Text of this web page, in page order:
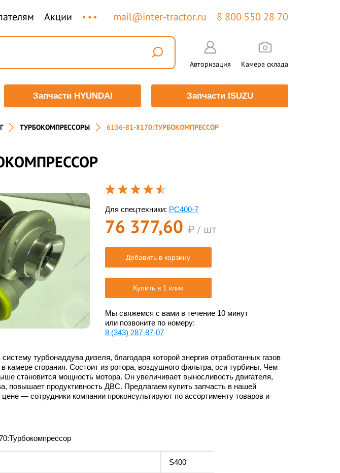
Акции ... mail@inter-tractor.ru 8 800 550 28 70
Авторизация Камера склада
Запчасти HYUNDAI Запчасти ISUZU
ТУРБОКОМПРЕССОРЫ 6156-81-8170:ТУРБОКОМПРЕССОР
Для спецтехники: PC400-7
76 377,60 ₽ / шт
Добавить в корзину
Купить в 1 клик
Мы свяжемся с вами в течение 10 минут
или позвоните по номеру:
8 (343) 287-87-07
турбонаддува дизеля, благодаря которой энергия отработанных газов
камере сгорания. Состоит из ротора, воздушного фильтра, оси турбины. Чем
становится мощность мотора. Он увеличивает выносливость двигателя,
повышает продуктивность ДВС. Предлагаем купить запчасть в нашей
— сотрудники компании проконсультируют по ассортименту товаров и
S400